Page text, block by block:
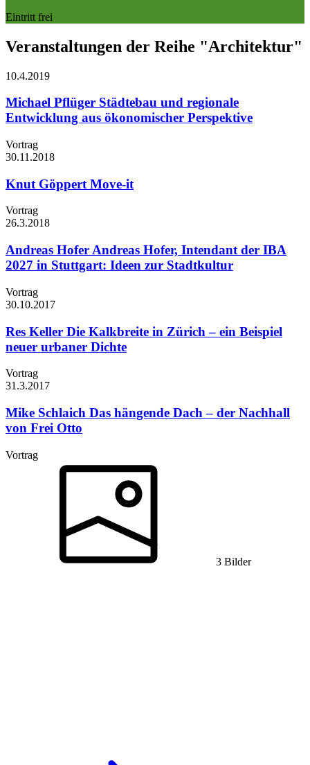
Eintritt frei
Veranstaltungen der Reihe "Architektur"
10.4.2019
Michael Pflüger Städtebau und regionale
Entwicklung aus ökonomischer Perspektive
Vortrag
30.11.2018
Knut Göppert Move-it
Vortrag
26.3.2018
Andreas Hofer Andreas Hofer, Intendant der IBA
2027 in Stuttgart: Ideen zur Stadtkultur
Vortrag
30.10.2017
Res Keller Die Kalkbreite in Zürich – ein Beispiel
neuer urbaner Dichte
Vortrag
31.3.2017
Mike Schlaich Das hängende Dach – der Nachhall
von Frei Otto
Vortrag
3 Bilder